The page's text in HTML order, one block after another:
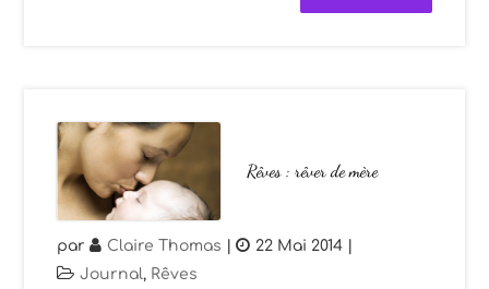
Rêves : rêver de mère
par Claire Thomas | 22 Mai 2014
Journal, Rêves